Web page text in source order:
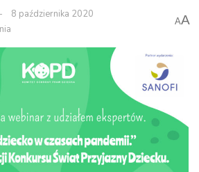
8 października 2020
AA